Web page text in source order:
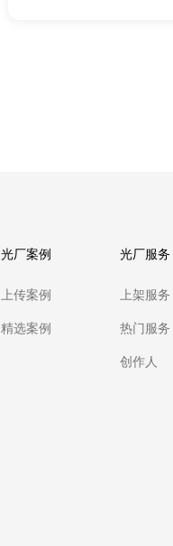
光厂案例
上传案例
精选案例
光厂服务
上架服务
热门服务
创作人